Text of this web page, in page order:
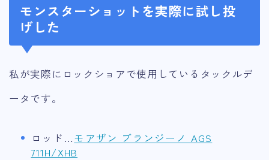
モンスターショットを実際に試し投
げした
私が実際にロックショアで使用しているタックルデ
ータです。
ロッド…モアザン ブランジーノ AGS
711H/XHB